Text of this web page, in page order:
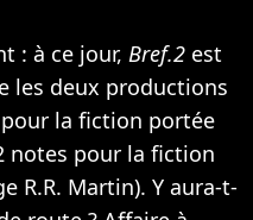
: à ce jour, Bref.2 est
les deux productions
la fiction portée
notes pour la fiction
R.R. Martin). Y aura-t-